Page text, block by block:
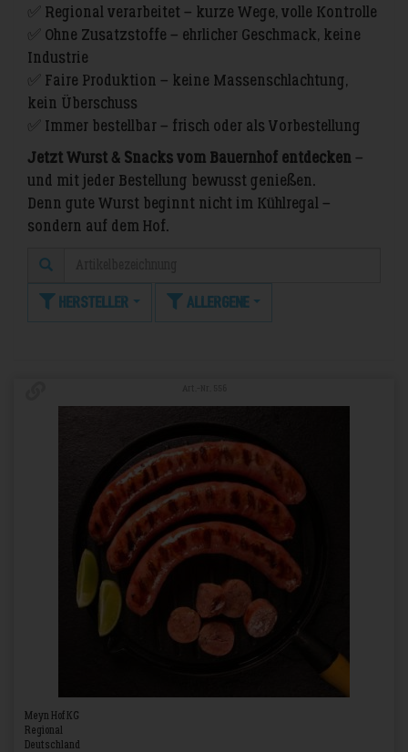
✅ Regional verarbeitet – kurze Wege, volle Kontrolle
✅ Ohne Zusatzstoffe – ehrlicher Geschmack, keine
Industrie
✅ Faire Produktion – keine Massenschlachtung,
kein Überschuss
✅ Immer bestellbar – frisch oder als Vorbestellung
Jetzt Wurst & Snacks vom Bauernhof entdecken–
und mit jeder Bestellung bewusst genießen.
Denn gute Wurst beginnt nicht im Kühlregal –
sondern auf dem Hof.
Hersteller Allergene
Meyn Hof KG
Regional
Deutschland